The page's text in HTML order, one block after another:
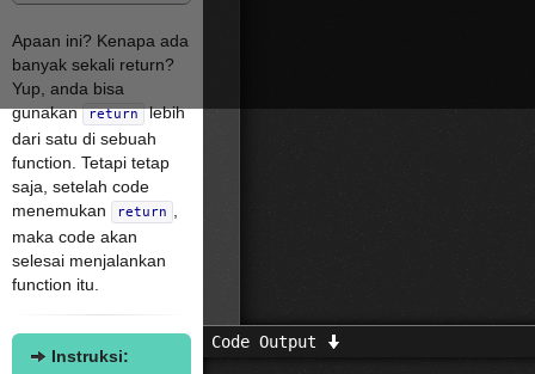
Apaan ini? Kenapa ada
banyak sekali return?
Yup, anda bisa
gunakan return lebih
dari satu di sebuah
function. Tetapi tetap
saja, setelah code
menemukan
return
maka code akan
selesai menjalankan
function itu.
Instruksi:
Code Output